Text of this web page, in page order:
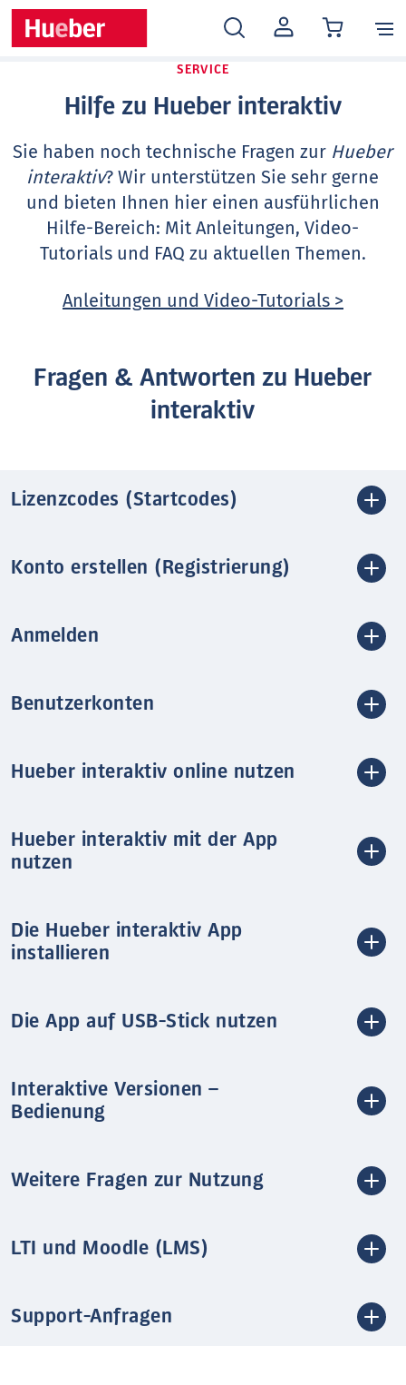
MEIN
KONTO
SERVICE
Hilfe zu Hueber interaktiv
Sie haben noch technische Fragen zur Hueber
interaktiv? Wir unterstützen Sie sehr gerne
und bieten Ihnen hier einen ausführlichen
Hilfe-Bereich: Mit Anleitungen, Video-
Tutorials und FAQ zu aktuellen Themen.
Anleitungen und Video-Tutorials >
Fragen & Antworten zu Hueber
interaktiv
Lizenzcodes (Startcodes)
Konto erstellen (Registrierung)
Anmelden
Benutzerkonten
Hueber interaktiv online nutzen
Hueber interaktiv mit der App
nutzen
Die Hueber interaktiv App
installieren
Die App auf USB-Stick nutzen
Interaktive Versionen –
Bedienung
Weitere Fragen zur Nutzung
LTI und Moodle (LMS)
Support-Anfragen